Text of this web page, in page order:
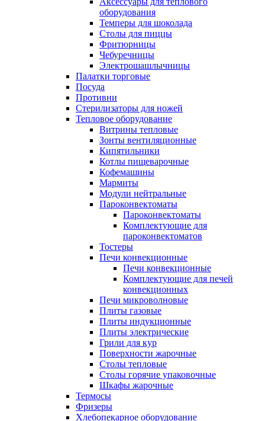
оборудования
Темперы для шоколада
Столы для пиццы
Фритюрницы
Чебуречницы
Электрошашлычницы
Палатки торговые
Посуда
Противни
Стерилизаторы для ножей
Тепловое оборудование
Витрины тепловые
Зонты вентиляционные
Кипятильники
Котлы пищеварочные
Кофемашины
Мармиты
Модули нейтральные
Пароконвектоматы
Пароконвектоматы
Комплектующие для
пароконвектоматов
Тостеры
Печи конвекционные
Печи конвекционные
Комплектующие для печей
конвекционных
Печи микроволновые
Плиты газовые
Плиты индукционные
Плиты электрические
Грили для кур
Поверхности жарочные
Столы тепловые
Столы горячие упаковочные
Шкафы жарочные
Термосы
Фризеры
Хлебопекарное оборудование